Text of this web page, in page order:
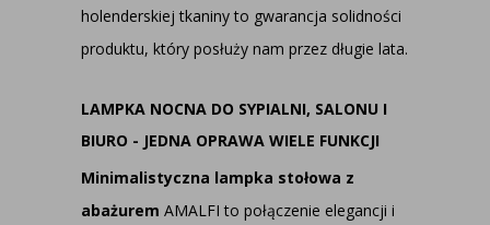
holenderskiej tkaniny to gwarancja solidności
produktu, który posłuży nam przez długie lata.
LAMPKA NOCNA DO SYPIALNI, SALONU I
BIURO - JEDNA OPRAWA WIELE FUNKCJI
Minimalistyczna lampka stołowa z
abażurem AMALFI to połączenie elegancji i